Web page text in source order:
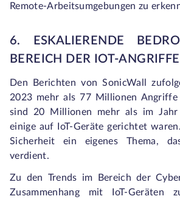
Remote-Arbeitsumgebungen zu
6. ESKALIERENDE
BEREICH DER IOT-ANGRIFFE
Den Berichten von SonicWall
2023 mehr als 77 Millionen
sind 20 Millionen mehr als im
einige auf IoT-Geräte gerichtet
Sicherheit ein eigenes Thema,
verdient.
Zu den Trends im Bereich der
Zusammenhang mit IoT-Geräten